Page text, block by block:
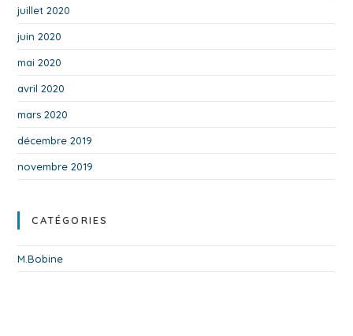
juillet 2020
juin 2020
mai 2020
avril 2020
mars 2020
décembre 2019
novembre 2019
CATÉGORIES
M.Bobine